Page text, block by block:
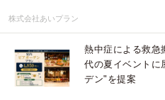
株式会社あいプラン
熱中症による救急
代の夏イベントに
デン"を提案